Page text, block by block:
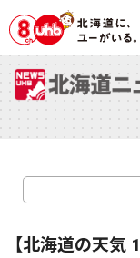
【北海道の天気